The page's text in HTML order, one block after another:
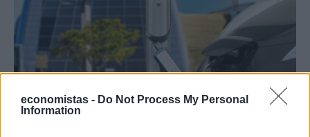
economistas - Do Not Process My Personal
Information